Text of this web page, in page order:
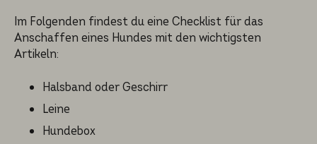
Im Folgen­den findest du eine Checklist für das
Anschaf­fen eines Hundes mit den wichtigs­ten
Artikeln:
Halsband oder Geschirr
Leine
Hundebox